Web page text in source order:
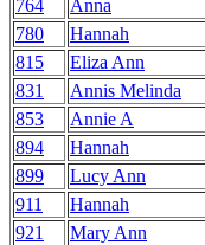
764
Anna
780
Hannah
815
Eliza Ann
831
Annis Melinda
853
Annie A
894
Hannah
899
Lucy Ann
911
Hannah
921
Mary Ann